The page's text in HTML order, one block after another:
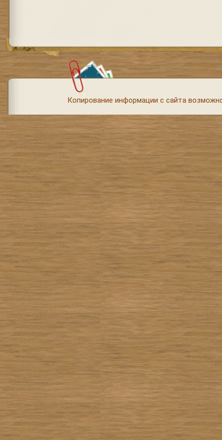
Копирование информации с сайта